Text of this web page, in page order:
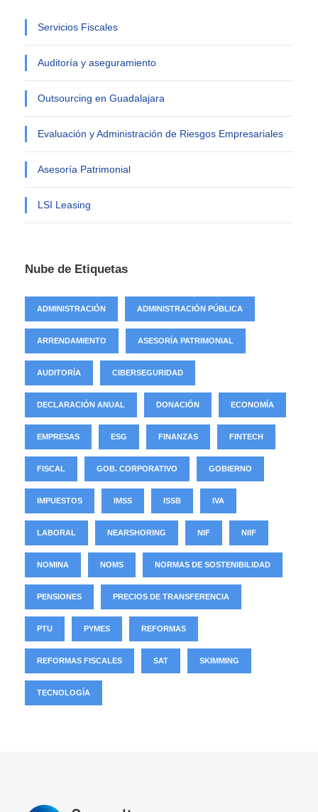
Servicios Fiscales
Auditoría y aseguramiento
Outsourcing en Guadalajara
Evaluación y Administración de Riesgos Empresariales
Asesoría Patrimonial
LSI Leasing
Nube de Etiquetas
ADMINISTRACIÓN ADMINISTRACIÓN PÚBLICA
ARRENDAMIENTO ASESORÍA PATRIMONIAL
AUDITORÍA CIBERSEGURIDAD
DECLARACIÓN ANUAL DONACIÓN ECONOMÍA
EMPRESAS ESG FINANZAS FINTECH
FISCAL GOB. CORPORATIVO GOBIERNO
IMPUESTOS IMSS ISSB IVA
LABORAL NEARSHORING NIF NIIF
NOMINA NOMS NORMAS DE SOSTENIBILIDAD
PENSIONES PRECIOS DE TRANSFERENCIA
PTU PYMES REFORMAS
REFORMAS FISCALES SAT SKIMMING
TECNOLOGÍA